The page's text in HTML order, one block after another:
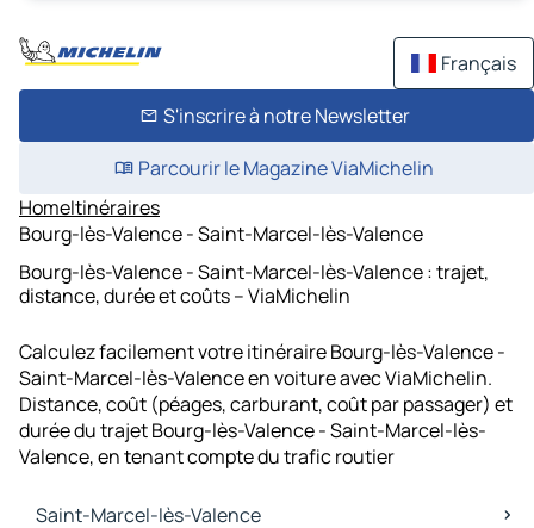
Français
S'inscrire à notre Newsletter
Parcourir le Magazine ViaMichelin
HomeItinéraires
Bourg-lès-Valence - Saint-Marcel-lès-Valence
Bourg-lès-Valence - Saint-Marcel-lès-Valence : trajet,
distance, durée et coûts – ViaMichelin
Calculez facilement votre itinéraire Bourg-lès-Valence -
Saint-Marcel-lès-Valence en voiture avec ViaMichelin.
Distance, coût (péages, carburant, coût par passager) et
durée du trajet Bourg-lès-Valence - Saint-Marcel-lès-
Valence, en tenant compte du trafic routier
Saint-Marcel-lès-Valence